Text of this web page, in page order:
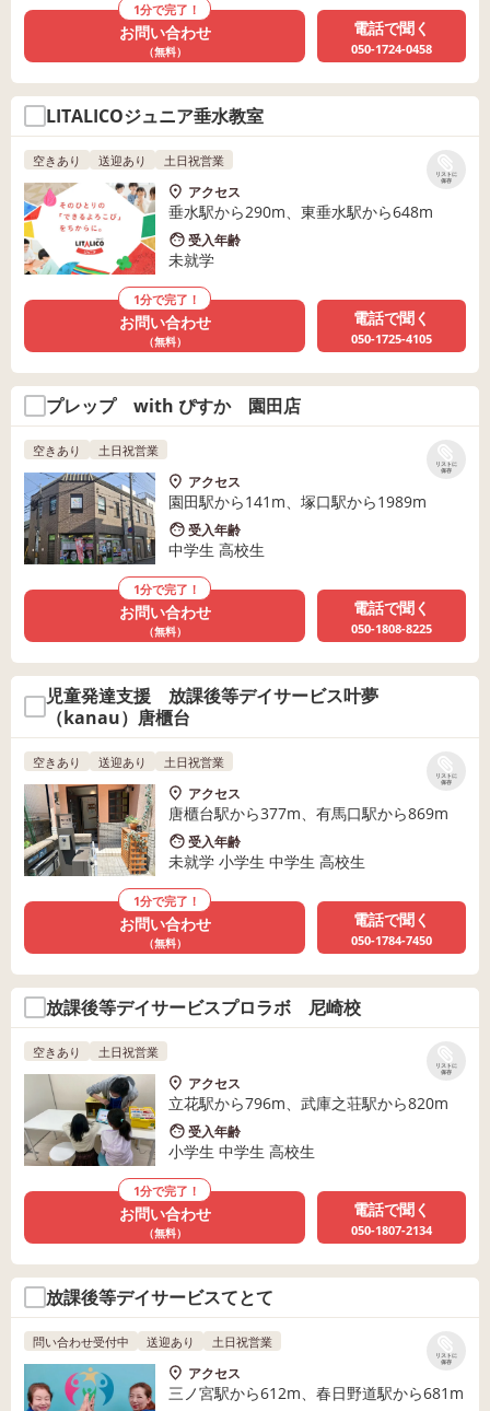
1分で完了！
お問い合わせ
（無料）
電話で聞く
050-1724-0458
LITALICOジュニア垂水教室
リストに
保存
空きあり 送迎あり 土日祝営業
アクセス
垂水駅から290m、東垂水駅から648m
受入年齢
未就学
1分で完了！
お問い合わせ
（無料）
電話で聞く
050-1725-4105
プレップ with ぴすか 園田店
リストに
保存
空きあり 土日祝営業
アクセス
園田駅から141m、塚口駅から1989m
受入年齢
中学生 高校生
1分で完了！
お問い合わせ
（無料）
電話で聞く
050-1808-8225
児童発達支援 放課後等デイサービス叶夢
（kanau）唐櫃台
リストに
保存
空きあり 送迎あり 土日祝営業
アクセス
唐櫃台駅から377m、有馬口駅から869m
受入年齢
未就学 小学生 中学生 高校生
1分で完了！
お問い合わせ
（無料）
電話で聞く
050-1784-7450
放課後等デイサービスプロラボ 尼崎校
リストに
保存
空きあり 土日祝営業
アクセス
立花駅から796m、武庫之荘駅から820m
受入年齢
小学生 中学生 高校生
1分で完了！
お問い合わせ
（無料）
電話で聞く
050-1807-2134
放課後等デイサービスてとて
リストに
保存
問い合わせ受付中 送迎あり 土日祝営業
アクセス
三ノ宮駅から612m、春日野道駅から681m